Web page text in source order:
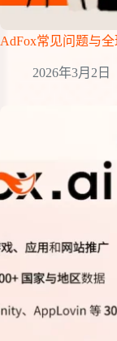
AdFox常见问题与
2026年3月2日